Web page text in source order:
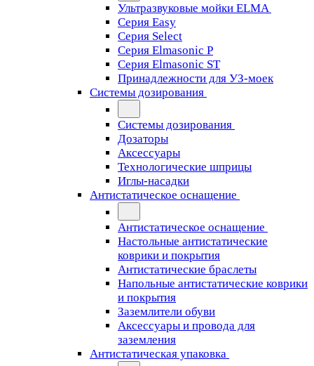
Ультразвуковые мойки ELMA
Серия Easy
Серия Select
Серия Elmasonic P
Серия Elmasonic ST
Принадлежности для УЗ-моек
Системы дозирования
Системы дозирования
Дозаторы
Аксессуары
Технологические шприцы
Иглы-насадки
Антистатическое оснащение
Антистатическое оснащение
Настольные антистатические
коврики и покрытия
Антистатические браслеты
Напольные антистатические коврики
и покрытия
Заземлители обуви
Аксессуары и провода для
заземления
Антистатическая упаковка